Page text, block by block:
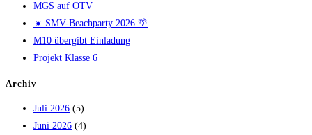
MGS auf OTV
☀️ SMV-Beachparty 2026 🌴
M10 übergibt Einladung
Projekt Klasse 6
Archiv
Juli 2026 (5)
Juni 2026 (4)